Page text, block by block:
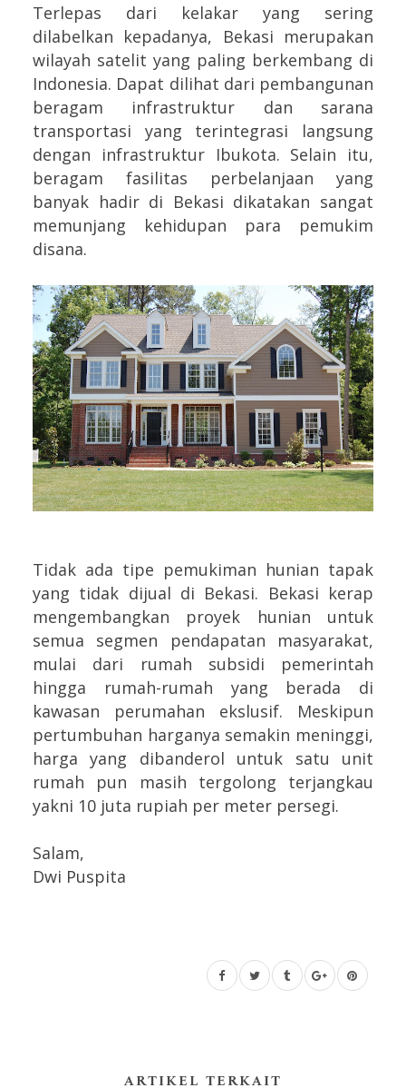
Terlepas dari kelakar yang sering
dilabelkan kepadanya, Bekasi merupakan
wilayah satelit yang paling berkembang di
Indonesia. Dapat dilihat dari pembangunan
beragam infrastruktur dan sarana
transportasi yang terintegrasi langsung
dengan infrastruktur Ibukota. Selain itu,
beragam fasilitas perbelanjaan yang
banyak hadir di Bekasi dikatakan sangat
memunjang kehidupan para pemukim
disana.
Tidak ada tipe pemukiman hunian tapak
yang tidak dijual di Bekasi. Bekasi kerap
mengembangkan proyek hunian untuk
semua segmen pendapatan masyarakat,
mulai dari rumah subsidi pemerintah
hingga rumah-rumah yang berada di
kawasan perumahan ekslusif. Meskipun
pertumbuhan harganya semakin meninggi,
harga yang dibanderol untuk satu unit
rumah pun masih tergolong terjangkau
yakni 10 juta rupiah per meter persegi.
Salam,
Dwi Puspita
ARTIKEL TERKAIT